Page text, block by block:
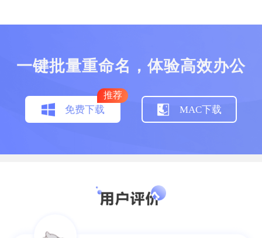
一键批量重命名，体验高效办公
免费下载
推荐
MAC下载
简单的就是好用的
系统类工具用得还是挺少的，但这个真心不
错，深得我心。换电脑了，我还是会继续使用
Nicole